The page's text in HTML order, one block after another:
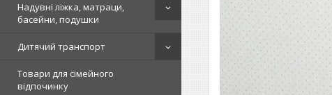
Надувні ліжка, матраци,
басейни, подушки
Дитячий транспорт
Товари для сімейного
відпочинку